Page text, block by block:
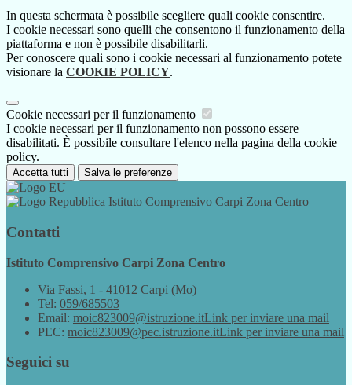
In questa schermata è possibile scegliere quali cookie consentire.
I cookie necessari sono quelli che consentono il funzionamento della
piattaforma e non è possibile disabilitarli.
Per conoscere quali sono i cookie necessari al funzionamento potete
visionare la COOKIE POLICY.
Cookie necessari per il funzionamento
I cookie necessari per il funzionamento non possono essere
disabilitati. È possibile consultare l'elenco nella pagina della cookie
policy.
Accetta tutti Salva le preferenze
Istituto Comprensivo Carpi Zona Centro
Contatti
Istituto Comprensivo Carpi Zona Centro
Via Fassi, 1 - 41012 Carpi (Mo)
Tel: 059/685503
Email: moic823009@istruzione.itLink per inviare una mail
PEC: moic823009@pec.istruzione.itLink per inviare una mail
Seguici su